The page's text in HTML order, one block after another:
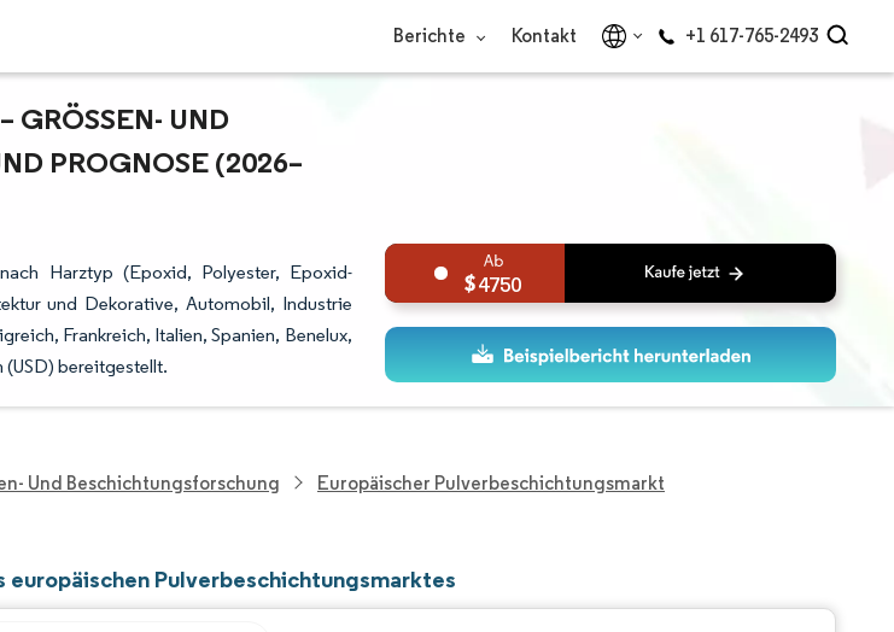
Berichte Kontakt +1 617-765-2493
UND M
PROGNOSE (2026–2
Harztyp (Epoxid, Polyester, Epoxid-
und Dekorative, Automobil, Industrie
Frankreich, Italien, Spanien, Benelux,
bereitgestellt.
4750
Und Beschichtungsforschung Europäischer Pulverbeschichtungsmarkt
Pulverbeschichtungsmarktes